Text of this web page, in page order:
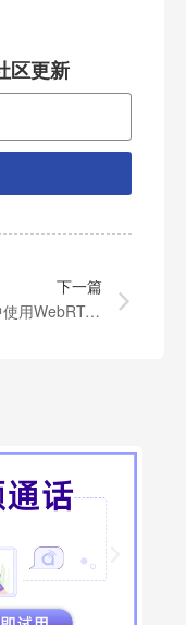
区更新
下一篇
在企业中使用WebRTC（五）